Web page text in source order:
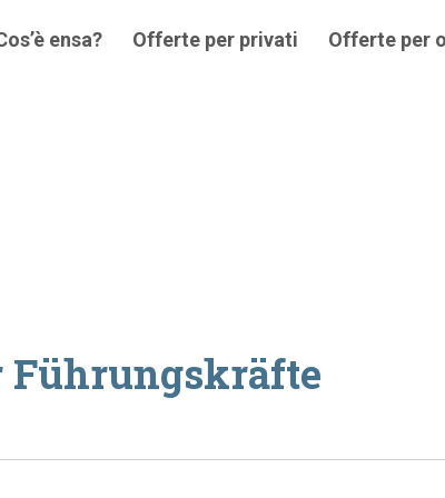
ensa? Offerte per privati Offerte per
Führungskräfte